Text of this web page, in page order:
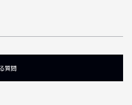
質問